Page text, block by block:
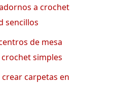
a crochet
sencillos
de mesa
simples
carpetas en